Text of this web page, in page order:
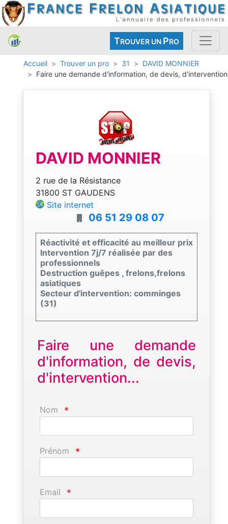
TROUVER UN PRO
Accueil Trouver un pro 31
DAVID MONNIER
Faire une demande d'information, de devis, d'intervention
DAVID MONNIER
2 rue de la Résistance
31800 ST GAUDENS
Site internet
06 51 29 08 07
Réactivité et efficacité au meilleur prix
Intervention 7j/7 réalisée par des
professionnels
Destruction guêpes , frelons,frelons
asiatiques
Secteur d'intervention: comminges
(31)
Faire une demande
d'information, de devis,
d'intervention...
Nom *
Prénom *
Email *